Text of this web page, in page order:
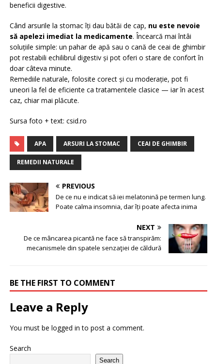
beneficii digestive.
Când arsurile la stomac îți dau bătăi de cap, nu este nevoie
să apelezi imediat la medicamente. Încearcă mai întâi
soluțiile simple: un pahar de apă sau o cană de ceai de ghimbir
pot restabili echilibrul digestiv și pot oferi o stare de confort în
doar câteva minute.
Remediile naturale, folosite corect și cu moderație, pot fi
uneori la fel de eficiente ca tratamentele clasice — iar în acest
caz, chiar mai plăcute.
Sursa foto + text: csid.ro
APA ARSURI LA STOMAC CEAI DE GHIMBIR
REMEDII NATURALE
PREVIOUS
De ce nu e indicat să iei melatonină pe termen lung.
Poate calma insomnia, dar îți poate afecta inima
NEXT
De ce mâncarea picantă ne face să transpirăm:
mecanismele din spatele senzaţiei de căldură
BE THE FIRST TO COMMENT
Leave a Reply
You must be logged in to post a comment.
Search
Search